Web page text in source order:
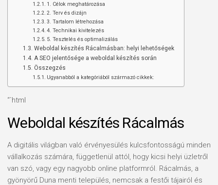
1. Célok meghatározása
2. Terv és dizájn
3. Tartalom létrehozása
4. Technikai kivitelezés
5. Tesztelés és optimalizálás
Weboldal készítés Rácalmásban: helyi lehetőségek
A SEO jelentősége a weboldal készítés során
Összegzés
Ugyanabból a kategóriából származó cikkek:
“`html
Weboldal készítés Rácalmás
A digitális világban való érvényesülés kulcsfontosságú minden
vállalkozás számára, függetlenül attól, hogy kicsi helyi üzletről
van szó, vagy egy nagyobb online platformról. Rácalmás, a
gyönyörű Duna menti település, nemcsak a festői tájairól és